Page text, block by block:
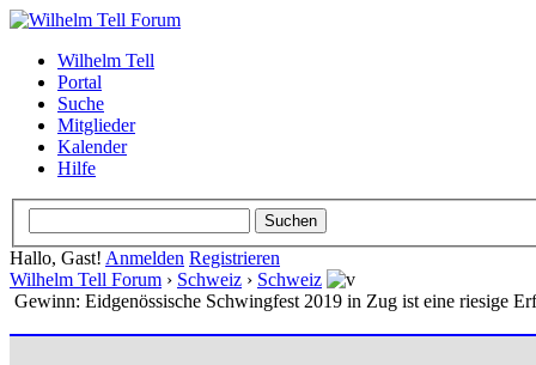
Wilhelm Tell
Portal
Suche
Mitglieder
Kalender
Hilfe
Hallo, Gast! Anmelden Registrieren
Wilhelm Tell Forum › Schweiz › Schweiz
Gewinn: Eidgenössische Schwingfest 2019 in Zug ist eine riesige